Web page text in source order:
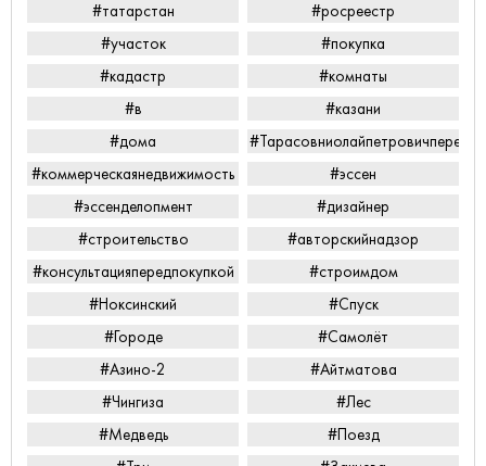
#татарстан
#росреестр
#участок
#покупка
#кадастр
#комнаты
#в
#казани
#дома
#коммерческаянедвижимость
#эссен
#эссенделопмент
#дизайнер
#строительство
#авторскийнадзор
#консультацияпередпокупкой
#строимдом
#Ноксинский
#Спуск
#Городе
#Самолёт
#Азино-2
#Айтматова
#Чингиза
#Лес
#Медведь
#Поезд